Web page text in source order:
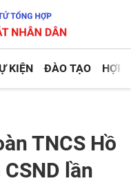
KIỆN ĐÀO TẠO HỢP
TNCS Hồ
lần